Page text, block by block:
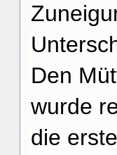
Den
wurde
die